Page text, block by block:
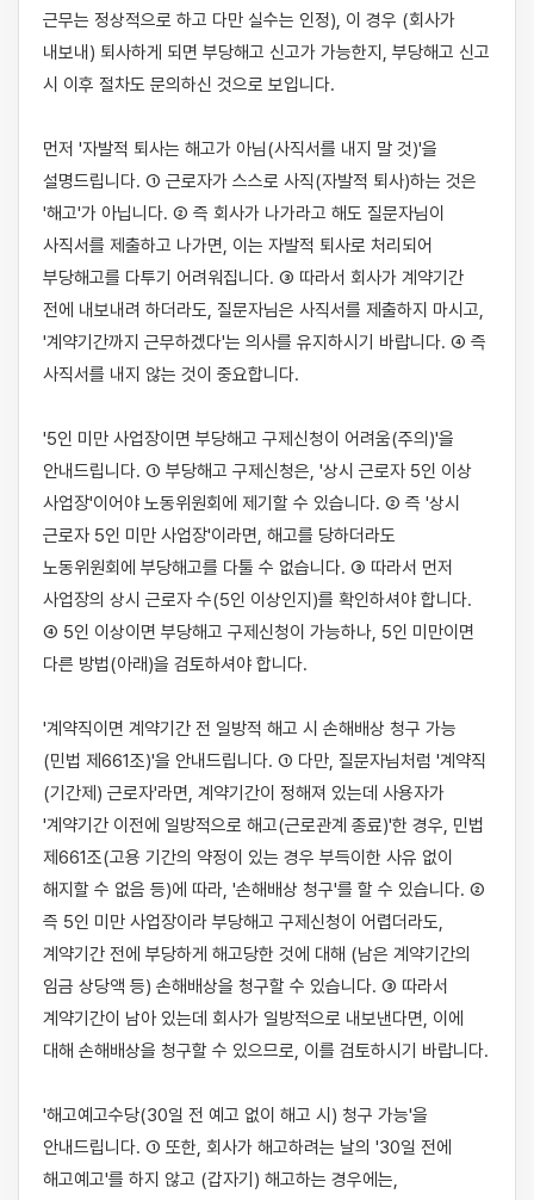
근무는 정상적으로 하고 다만 실수는 인정), 이 경우 (회사가
내보내) 퇴사하게 되면 부당해고 신고가 가능한지, 부당해고 신고
시 이후 절차도 문의하신 것으로 보입니다.
먼저 '자발적 퇴사는 해고가 아님(사직서를 내지 말 것)'을
설명드립니다. ① 근로자가 스스로 사직(자발적 퇴사)하는 것은
'해고'가 아닙니다. ② 즉 회사가 나가라고 해도 질문자님이
사직서를 제출하고 나가면, 이는 자발적 퇴사로 처리되어
부당해고를 다투기 어려워집니다. ③ 따라서 회사가 계약기간
전에 내보내려 하더라도, 질문자님은 사직서를 제출하지 마시고,
'계약기간까지 근무하겠다'는 의사를 유지하시기 바랍니다. ④ 즉
사직서를 내지 않는 것이 중요합니다.
'5인 미만 사업장이면 부당해고 구제신청이 어려움(주의)'을
안내드립니다. ① 부당해고 구제신청은, '상시 근로자 5인 이상
사업장'이어야 노동위원회에 제기할 수 있습니다. ② 즉 '상시
근로자 5인 미만 사업장'이라면, 해고를 당하더라도
노동위원회에 부당해고를 다툴 수 없습니다. ③ 따라서 먼저
사업장의 상시 근로자 수(5인 이상인지)를 확인하셔야 합니다.
④ 5인 이상이면 부당해고 구제신청이 가능하나, 5인 미만이면
다른 방법(아래)을 검토하셔야 합니다.
'계약직이면 계약기간 전 일방적 해고 시 손해배상 청구 가능
(민법 제661조)'을 안내드립니다. ① 다만, 질문자님처럼 '계약직
(기간제) 근로자'라면, 계약기간이 정해져 있는데 사용자가
'계약기간 이전에 일방적으로 해고(근로관계 종료)'한 경우, 민법
제661조(고용 기간의 약정이 있는 경우 부득이한 사유 없이
해지할 수 없음 등)에 따라, '손해배상 청구'를 할 수 있습니다. ②
즉 5인 미만 사업장이라 부당해고 구제신청이 어렵더라도,
계약기간 전에 부당하게 해고당한 것에 대해 (남은 계약기간의
임금 상당액 등) 손해배상을 청구할 수 있습니다. ③ 따라서
계약기간이 남아 있는데 회사가 일방적으로 내보낸다면, 이에
대해 손해배상을 청구할 수 있으므로, 이를 검토하시기 바랍니다.
'해고예고수당(30일 전 예고 없이 해고 시) 청구 가능'을
안내드립니다. ① 또한, 회사가 해고하려는 날의 '30일 전에
해고예고'를 하지 않고 (갑자기) 해고하는 경우에는,